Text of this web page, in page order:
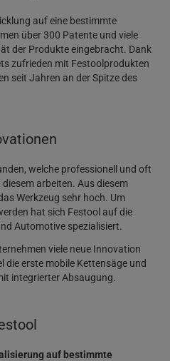
auf eine bestimmte
über 300 Patente und viele
der Produkte eingebracht. Dank
zufrieden mit Festoolprodukten
seit Jahren an der Spitze des
welche professionell und oft
arbeiten. Aus diesem
Werkzeug sehr hoch. Um
hat sich Festool auf die
Automotive spezialisiert.
viele neue Innovation
die erste mobile Kettensäge und
integrierter Absaugung.
auf bestimmte